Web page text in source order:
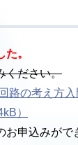
。
ください。
路の考え方
）
申込みがで